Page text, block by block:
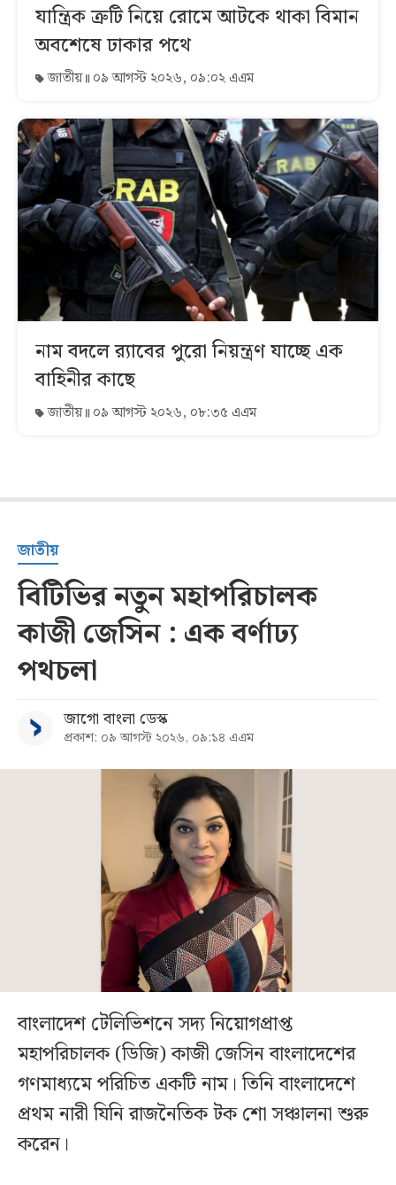
যান্ত্রিক ত্রুটি নিয়ে রোমে আটকে থাকা বিমান
অবশেষে ঢাকার পথে
জাতীয় ০৯ আগস্ট ২০২৬, ০৯:০২ এএম
নাম বদলে র‌্যাবের পুরো নিয়ন্ত্রণ যাচ্ছে এক
বাহিনীর কাছে
জাতীয় ০৯ আগস্ট ২০২৬, ০৮:৩৫ এএম
জাতীয়
বিটিভির নতুন মহাপরিচালক
কাজী জেসিন : এক বর্ণাঢ্য
পথচলা
জাগো বাংলা ডেস্ক
প্রকাশ: ০৯ আগস্ট ২০২৬, ০৯:১৪ এএম
বাংলাদেশ টেলিভিশনে সদ্য নিয়োগপ্রাপ্ত
মহাপরিচালক (ডিজি) কাজী জেসিন বাংলাদেশের
গণমাধ্যমে পরিচিত একটি নাম। তিনি বাংলাদেশে
প্রথম নারী যিনি রাজনৈতিক টক শো সঞ্চালনা শুরু
করেন।